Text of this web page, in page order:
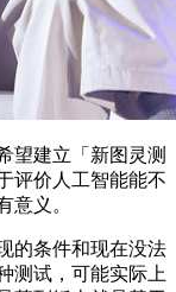
建立「新图灵测
评价人工智能能不
意义。
条件和现在没法
测试，可能实际上